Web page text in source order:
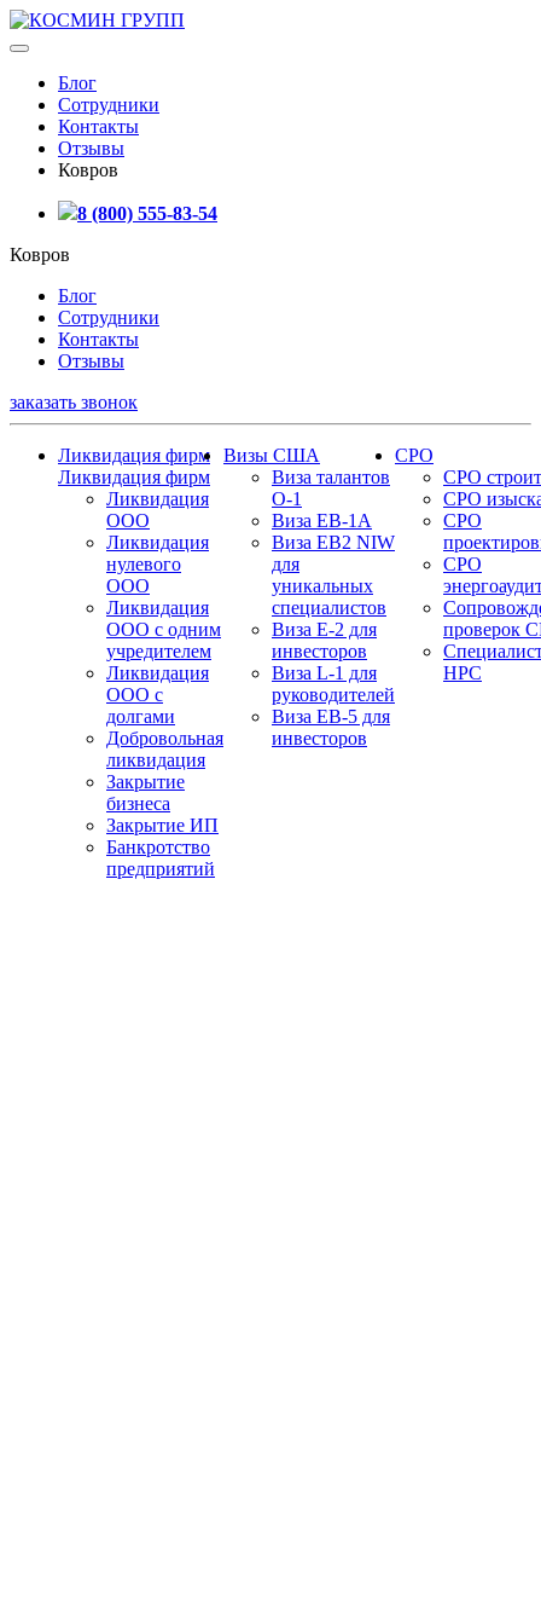
Блог
Сотрудники
Контакты
Отзывы
Ковров
8 (800) 555-83-54
Ковров
Блог
Сотрудники
Контакты
Отзывы
заказать звонок
Ликвидация фирм
Ликвидация фирм
Ликвидация
ООО
Ликвидация
нулевого
ООО
Ликвидация
ООО с одним
учредителем
Ликвидация
ООО с
долгами
Добровольная
ликвидация
Закрытие
бизнеса
Закрытие ИП
Банкротство
предприятий
Визы США
Виза талантов
О-1
Виза EB-1A
Виза EB2 NIW
для
уникальных
специалистов
Виза E-2 для
инвесторов
Виза L-1 для
руководителей
Виза EB-5 для
инвесторов
СРО
СРО
СРО
СРО
СРО
проверок
НРС